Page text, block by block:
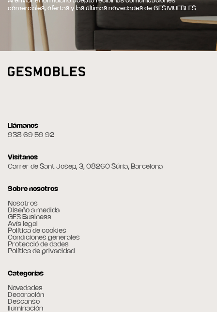
comerciales, ofertas y las últimas novedades de GES MUEBLES
Llámanos
938 69 59 92
Visitanos
Carrer de Sant Josep, 3, 08260 Súria, Barcelona
Sobre nosotros
Nosotros
Diseño a medida
GES Business
Avís legal
Política de cookies
Condiciones generales
Protecció de dades
Política de privacidad
Categorías
Novedades
Decoración
Descanso
Iluminación